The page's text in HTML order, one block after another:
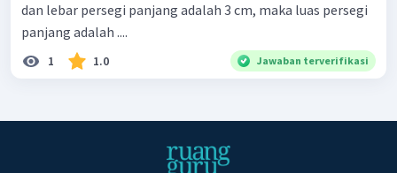
dan lebar persegi panjang adalah 3 cm, maka luas persegi
panjang adalah ....
1 1.0 Jawaban terverifikasi